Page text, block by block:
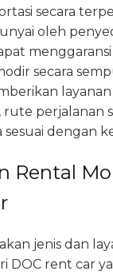
secara
oleh
secara
perjalanan
dengan
Rental
jenis dan
DOC rent car